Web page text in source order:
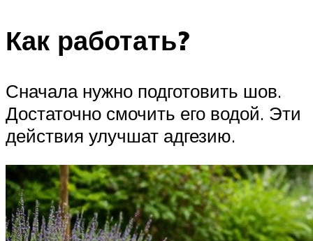
Как работать?
Сначала нужно подготовить шов.
Достаточно смочить его водой. Эти
действия улучшат адгезию.